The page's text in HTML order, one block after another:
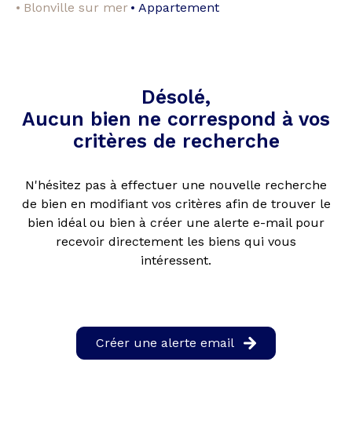
Blonville sur mer
Appartement
Désolé,
Aucun bien ne correspond à vos
critères de recherche
N'hésitez pas à effectuer une nouvelle recherche
de bien en modifiant vos critères afin de trouver le
bien idéal ou bien à créer une alerte e-mail pour
recevoir directement les biens qui vous
intéressent.
Créer une alerte email